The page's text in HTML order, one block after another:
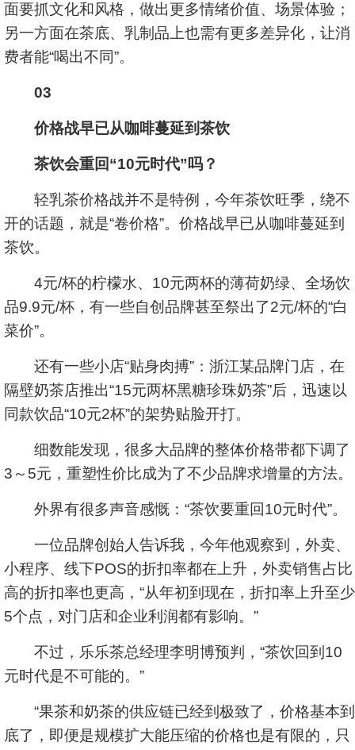
面要抓文化和风格，做出更多情绪价值、场景体验；
另一方面在茶底、乳制品上也需有更多差异化，让消
费者能“喝出不同”。
03
价格战早已从咖啡蔓延到茶饮
茶饮会重回“10元时代”吗？
轻乳茶价格战并不是特例，今年茶饮旺季，绕不
开的话题，就是“卷价格”。价格战早已从咖啡蔓延到
茶饮。
4元/杯的柠檬水、10元两杯的薄荷奶绿、全场饮
品9.9元/杯，有一些自创品牌甚至祭出了2元/杯的“白
菜价”。
还有一些小店“贴身肉搏”：浙江某品牌门店，在
隔壁奶茶店推出“15元两杯黑糖珍珠奶茶”后，迅速以
同款饮品“10元2杯”的架势贴脸开打。
细数能发现，很多大品牌的整体价格带都下调了
3～5元，重塑性价比成为了不少品牌求增量的方法。
外界有很多声音感慨：“茶饮要重回10元时代”。
一位品牌创始人告诉我，今年他观察到，外卖、
小程序、线下POS的折扣率都在上升，外卖销售占比
高的折扣率也更高，“从年初到现在，折扣率上升至少
5个点，对门店和企业利润都有影响。”
不过，乐乐茶总经理李明博预判，“茶饮回到10
元时代是不可能的。”
“果茶和奶茶的供应链已经到极致了，价格基本到
底了，即便是规模扩大能压缩的价格也是有限的，只